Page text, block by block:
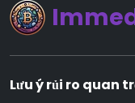
Lưu ý rủi ro quan